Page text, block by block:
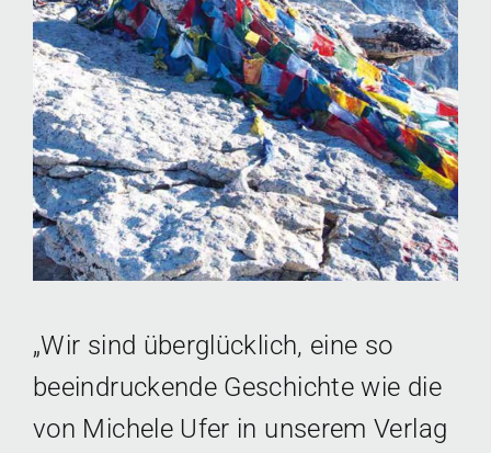
„Wir sind überglücklich, eine so
beeindruckende Geschichte wie die
von Michele Ufer in unserem Verlag